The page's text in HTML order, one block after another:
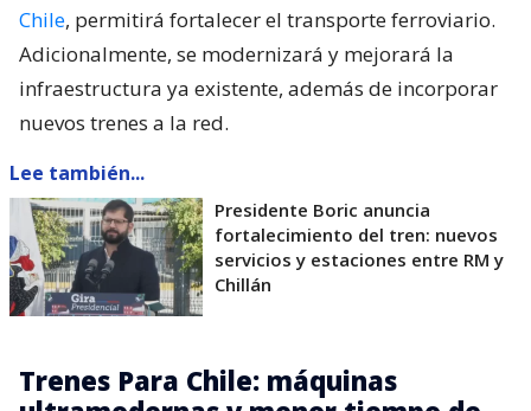
Chile, permitirá fortalecer el transporte ferroviario.
Adicionalmente, se modernizará y mejorará la
infraestructura ya existente, además de incorporar
nuevos trenes a la red.
Lee también...
Presidente Boric anuncia
fortalecimiento del tren: nuevos
servicios y estaciones entre RM y
Chillán
Trenes Para Chile: máquinas